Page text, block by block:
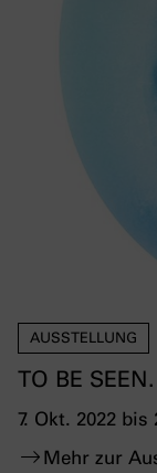
AUSSTELLUNG
TO BE
7. Okt. 2022 bis
Mehr zur